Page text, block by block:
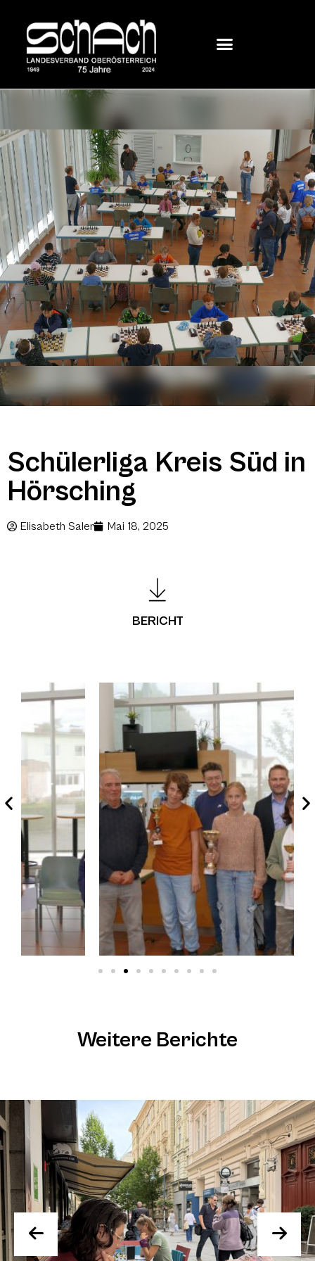
Schülerliga Kreis Süd in
Hörsching
Elisabeth Saler Mai 18, 2025
BERICHT
Weitere Berichte